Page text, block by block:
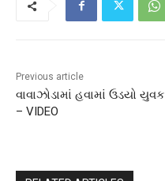
Previous article
વાવાઝોડામાં હવામાં ઉડયો યુવક
– VIDEO